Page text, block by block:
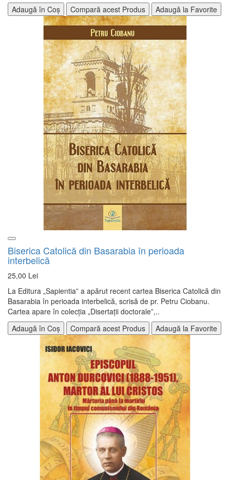
Adaugă în Coș
Compară acest Produs Adaugă la Favorite
Biserica Catolică din Basarabia în perioada
interbelică
25,00 Lei
La Editura „Sapientia” a apărut recent cartea Biserica Catolică din
Basarabia în perioada interbelică, scrisă de pr. Petru Ciobanu.
Cartea apare în colecția „Disertații doctorale”,..
Adaugă în Coș
Compară acest Produs Adaugă la Favorite